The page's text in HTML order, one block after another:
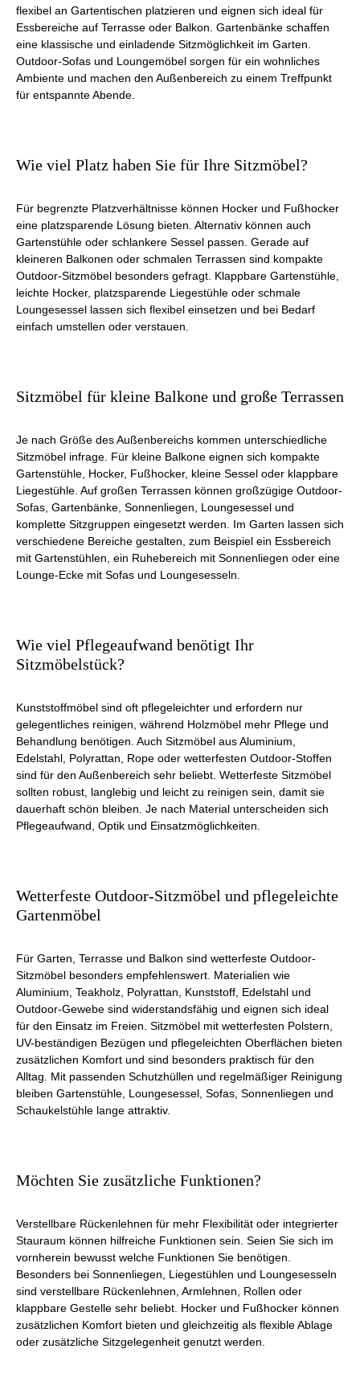
flexibel an Gartentischen platzieren und eignen sich ideal für
Essbereiche auf Terrasse oder Balkon. Gartenbänke schaffen
eine klassische und einladende Sitzmöglichkeit im Garten.
Outdoor-Sofas und Loungemöbel sorgen für ein wohnliches
Ambiente und machen den Außenbereich zu einem Treffpunkt
für entspannte Abende.
Wie viel Platz haben Sie für Ihre Sitzmöbel?
Für begrenzte Platzverhältnisse können Hocker und Fußhocker
eine platzsparende Lösung bieten. Alternativ können auch
Gartenstühle oder schlankere Sessel passen. Gerade auf
kleineren Balkonen oder schmalen Terrassen sind kompakte
Outdoor-Sitzmöbel besonders gefragt. Klappbare Gartenstühle,
leichte Hocker, platzsparende Liegestühle oder schmale
Loungesessel lassen sich flexibel einsetzen und bei Bedarf
einfach umstellen oder verstauen.
Sitzmöbel für kleine Balkone und große Terrassen
Je nach Größe des Außenbereichs kommen unterschiedliche
Sitzmöbel infrage. Für kleine Balkone eignen sich kompakte
Gartenstühle, Hocker, Fußhocker, kleine Sessel oder klappbare
Liegestühle. Auf großen Terrassen können großzügige Outdoor-
Sofas, Gartenbänke, Sonnenliegen, Loungesessel und
komplette Sitzgruppen eingesetzt werden. Im Garten lassen sich
verschiedene Bereiche gestalten, zum Beispiel ein Essbereich
mit Gartenstühlen, ein Ruhebereich mit Sonnenliegen oder eine
Lounge-Ecke mit Sofas und Loungesesseln.
Wie viel Pflegeaufwand benötigt Ihr
Sitzmöbelstück?
Kunststoffmöbel sind oft pflegeleichter und erfordern nur
gelegentliches reinigen, während Holzmöbel mehr Pflege und
Behandlung benötigen. Auch Sitzmöbel aus Aluminium,
Edelstahl, Polyrattan, Rope oder wetterfesten Outdoor-Stoffen
sind für den Außenbereich sehr beliebt. Wetterfeste Sitzmöbel
sollten robust, langlebig und leicht zu reinigen sein, damit sie
dauerhaft schön bleiben. Je nach Material unterscheiden sich
Pflegeaufwand, Optik und Einsatzmöglichkeiten.
Wetterfeste Outdoor-Sitzmöbel und pflegeleichte
Gartenmöbel
Für Garten, Terrasse und Balkon sind wetterfeste Outdoor-
Sitzmöbel besonders empfehlenswert. Materialien wie
Aluminium, Teakholz, Polyrattan, Kunststoff, Edelstahl und
Outdoor-Gewebe sind widerstandsfähig und eignen sich ideal
für den Einsatz im Freien. Sitzmöbel mit wetterfesten Polstern,
UV-beständigen Bezügen und pflegeleichten Oberflächen bieten
zusätzlichen Komfort und sind besonders praktisch für den
Alltag. Mit passenden Schutzhüllen und regelmäßiger Reinigung
bleiben Gartenstühle, Loungesessel, Sofas, Sonnenliegen und
Schaukelstühle lange attraktiv.
Möchten Sie zusätzliche Funktionen?
Verstellbare Rückenlehnen für mehr Flexibilität oder integrierter
Stauraum können hilfreiche Funktionen sein. Seien Sie sich im
vornherein bewusst welche Funktionen Sie benötigen.
Besonders bei Sonnenliegen, Liegestühlen und Loungesesseln
sind verstellbare Rückenlehnen, Armlehnen, Rollen oder
klappbare Gestelle sehr beliebt. Hocker und Fußhocker können
zusätzlichen Komfort bieten und gleichzeitig als flexible Ablage
oder zusätzliche Sitzgelegenheit genutzt werden.